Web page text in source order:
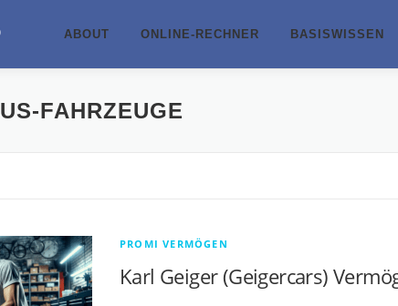
ABOUT ONLINE-RECHNER BASISWISSEN
US-FAHRZEUGE
PROMI VERMÖGEN
Karl Geiger (Geigercars)